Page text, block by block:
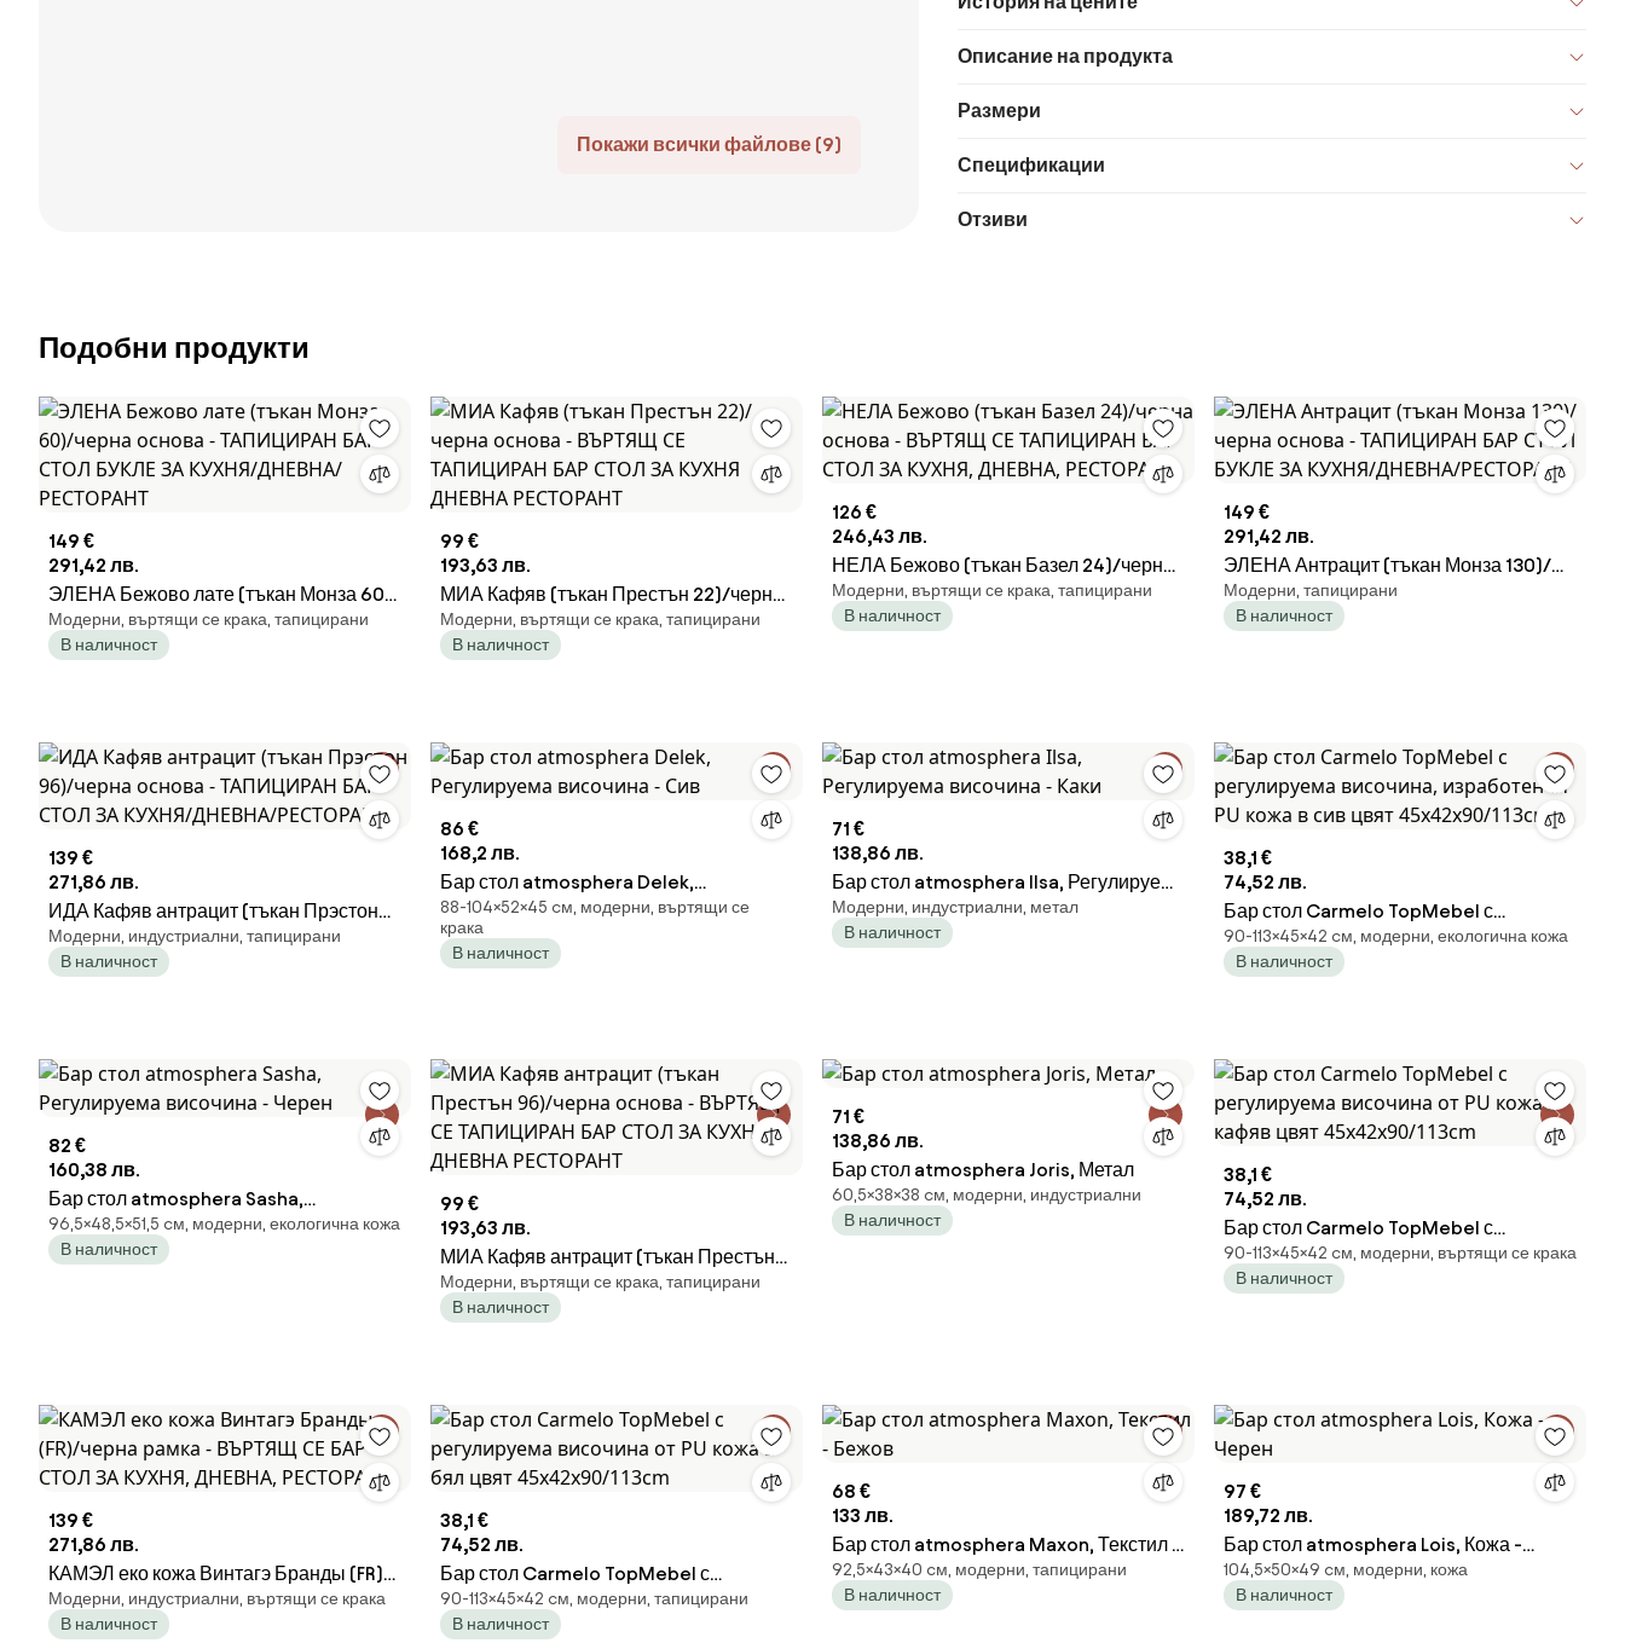
Покажи всички файлове (9)
Описание на продукта
Размери
Спецификации
Отзиви
Подобни продукти
149 €
291,42 лв.
ЭЛЕНА Бежово лате (тъкан Монза 60)/
черна основа - ТАПИЦИРАН БАР
СТОЛ БУКЛЕ ЗА КУХНЯ/ДНЕВНА/
Модерни, въртящи се крака, тапицирани
В наличност
99 €
193,63 лв.
МИА Кафяв (тъкан Престън 22)/черна
основа - ВЪРТЯЩ СЕ ТАПИЦИРАН
БАР СТОЛ ЗА КУХНЯ ДНЕВНА
Модерни, въртящи се крака, тапицирани
В наличност
126 €
246,43 лв.
НЕЛА Бежово (тъкан Базел 24)/черна
основа - ВЪРТЯЩ СЕ ТАПИЦИРАН
БАР СТОЛ ЗА КУХНЯ, ДНЕВНА,
Модерни, въртящи се крака, тапицирани
В наличност
149 €
291,42 лв.
ЭЛЕНА Антрацит (тъкан Монза 130)/
черна основа - ТАПИЦИРАН БАР
СТОЛ БУКЛЕ ЗА КУХНЯ/ДНЕВНА/
Модерни, тапицирани
В наличност
139 €
271,86 лв.
ИДА Кафяв антрацит (тъкан Прэстон
96)/черна основа - ТАПИЦИРАН БАР
СТОЛ ЗА КУХНЯ/ДНЕВНА/
Модерни, индустриални, тапицирани
В наличност
86 €
168,2 лв.
Бар стол atmosphera Delek,
Регулируема височина - Сив
88-104×52×45 cм, модерни, въртящи се
крака
В наличност
71 €
138,86 лв.
Бар стол atmosphera Ilsa, Регулируема
височина - Каки
Модерни, индустриални, метал
В наличност
38,1 €
74,52 лв.
Бар стол Carmelo TopMebel с
регулируема височина, изработен от
PU кожа в сив цвят 45x42x90/113cm
90-113×45×42 cм, модерни, екологична кожа
В наличност
82 €
160,38 лв.
Бар стол atmosphera Sasha,
Регулируема височина - Черен
96,5×48,5×51,5 cм, модерни, екологична кожа
В наличност
99 €
193,63 лв.
МИА Кафяв антрацит (тъкан Престън
96)/черна основа - ВЪРТЯЩ СЕ
ТАПИЦИРАН БАР СТОЛ ЗА КУХНЯ
Модерни, въртящи се крака, тапицирани
В наличност
71 €
138,86 лв.
Бар стол atmosphera Joris, Метал
60,5×38×38 cм, модерни, индустриални
В наличност
38,1 €
74,52 лв.
Бар стол Carmelo TopMebel с
регулируема височина от PU кожа в
кафяв цвят 45x42x90/113cm
90-113×45×42 cм, модерни, въртящи се крака
В наличност
139 €
271,86 лв.
КАМЭЛ еко кожа Винтагэ Бранды (FR)/
черна рамка - ВЪРТЯЩ СЕ БАР СТОЛ
ЗА КУХНЯ, ДНЕВНА, РЕСТОРАНТ
Модерни, индустриални, въртящи се крака
В наличност
38,1 €
74,52 лв.
Бар стол Carmelo TopMebel с
регулируема височина от PU кожа в бял
цвят 45x42x90/113cm
90-113×45×42 cм, модерни, тапицирани
В наличност
68 €
133 лв.
Бар стол atmosphera Maxon, Текстил -
Бежов
92,5×43×40 cм, модерни, тапицирани
В наличност
97 €
189,72 лв.
Бар стол atmosphera Lois, Кожа -
Черен
104,5×50×49 cм, модерни, кожа
В наличност